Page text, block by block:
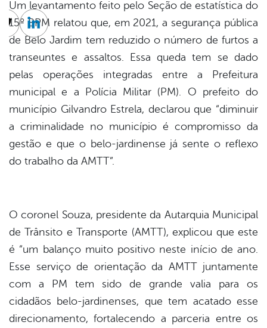
Um levantamento feito pelo Seção de estatística do
15º BPM relatou que, em 2021, a segurança pública
de Belo Jardim tem reduzido o número de furtos a
transeuntes e assaltos. Essa queda tem se dado
pelas operações integradas entre a Prefeitura
municipal e a Polícia Militar (PM). O prefeito do
município Gilvandro Estrela, declarou que “diminuir
a criminalidade no município é compromisso da
gestão e que o belo-jardinense já sente o reflexo
do trabalho da AMTT”.
O coronel Souza, presidente da Autarquia Municipal
de Trânsito e Transporte (AMTT), explicou que este
é “um balanço muito positivo neste início de ano.
Esse serviço de orientação da AMTT juntamente
com a PM tem sido de grande valia para os
cidadãos belo-jardinenses, que tem acatado esse
direcionamento, fortalecendo a parceria entre os
TwitterLinkedin